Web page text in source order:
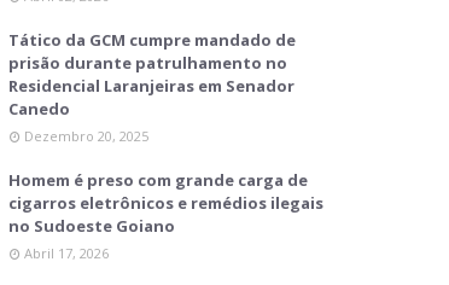
Tático da GCM cumpre mandado de
prisão durante patrulhamento no
Residencial Laranjeiras em Senador
Canedo
Dezembro 20, 2025
Homem é preso com grande carga de
cigarros eletrônicos e remédios ilegais
no Sudoeste Goiano
Abril 17, 2026